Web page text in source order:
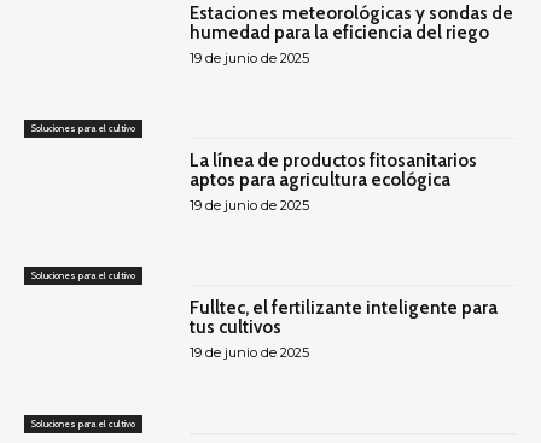
Soluciones para el cultivo
Estaciones meteorológicas y sondas de
humedad para la eficiencia del riego
19 de junio de 2025
Soluciones para el cultivo
La línea de productos fitosanitarios
aptos para agricultura ecológica
19 de junio de 2025
Soluciones para el cultivo
Fulltec, el fertilizante inteligente para
tus cultivos
19 de junio de 2025